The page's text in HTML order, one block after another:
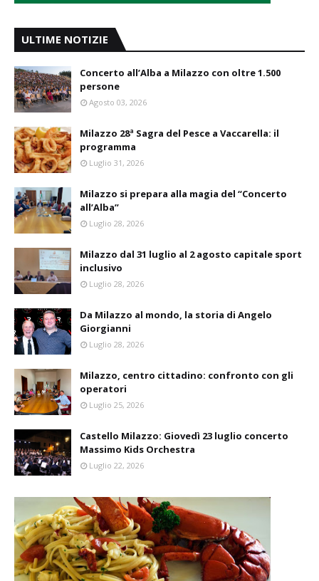
ULTIME NOTIZIE
Concerto all’Alba a Milazzo con oltre 1.500
persone
Agosto 03, 2026
Milazzo 28ª Sagra del Pesce a Vaccarella: il
programma
Luglio 31, 2026
Milazzo si prepara alla magia del “Concerto
all’Alba”
Luglio 28, 2026
Milazzo dal 31 luglio al 2 agosto capitale sport
inclusivo
Luglio 28, 2026
Da Milazzo al mondo, la storia di Angelo
Giorgianni
Luglio 28, 2026
Milazzo, centro cittadino: confronto con gli
operatori
Luglio 25, 2026
Castello Milazzo: Giovedì 23 luglio concerto
Massimo Kids Orchestra
Luglio 22, 2026